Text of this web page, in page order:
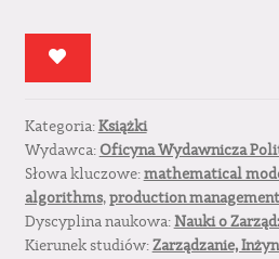
Using
Kategoria:Książki
Wydawca: Oficyna Wydawnicza
Słowa kluczowe:mathematical
algorithms,production management
Dyscyplina naukowa:Nauki o
Kierunek studiów:Zarządzanie,